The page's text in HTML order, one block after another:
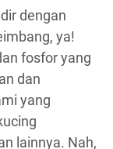
dengan
ya!
fosfor yang
dan
yang
lainnya. Nah,